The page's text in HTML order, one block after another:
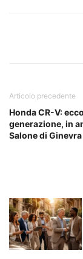
Articolo precedente
Honda CR-V:
generazione, in
Salone di Ginevra